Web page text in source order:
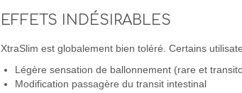
EFFETS INDÉSIRABLES
XtraSlim est globalement bien toléré. Certains
Légère sensation de ballonnement (rare et
Modification passagère du transit intestinal